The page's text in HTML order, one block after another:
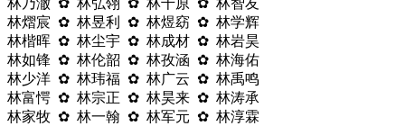
林熠宸 ✿ 林昱利 ✿ 林煜窈 ✿ 林学辉
林楷晖 ✿ 林尘宇 ✿ 林成材 ✿ 林岩昊
林如锋 ✿ 林伦韶 ✿ 林孜涵 ✿ 林海佑
林少洋 ✿ 林玮福 ✿ 林广云 ✿ 林禹鸣
林富愕 ✿ 林宗正 ✿ 林昊来 ✿ 林涛承
林家牧 ✿ 林一翰 ✿ 林军元 ✿ 林淳霖